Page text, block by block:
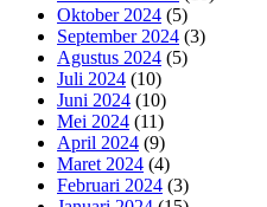
Oktober 2024 (5)
September 2024 (3)
Agustus 2024 (5)
Juli 2024 (10)
Juni 2024 (10)
Mei 2024 (11)
April 2024 (9)
Maret 2024 (4)
Februari 2024 (3)